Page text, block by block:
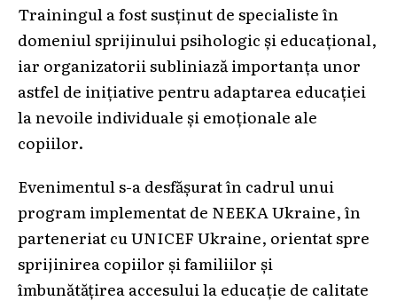
Trainingul a fost susținut de specialiste în
domeniul sprijinului psihologic și educațional,
iar organizatorii subliniază importanța unor
astfel de inițiative pentru adaptarea educației
la nevoile individuale și emoționale ale
copiilor.
Evenimentul s-a desfășurat în cadrul unui
program implementat de NEEKA Ukraine, în
parteneriat cu UNICEF Ukraine, orientat spre
sprijinirea copiilor și familiilor și
îmbunătățirea accesului la educație de calitate